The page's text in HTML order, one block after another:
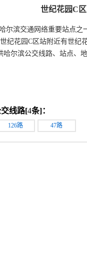
世纪花园C区
尔滨交通网络重要站点之
纪花园C区站附近有世纪
哈尔滨公交线路、站点、
线路[4条]：
126路 47路